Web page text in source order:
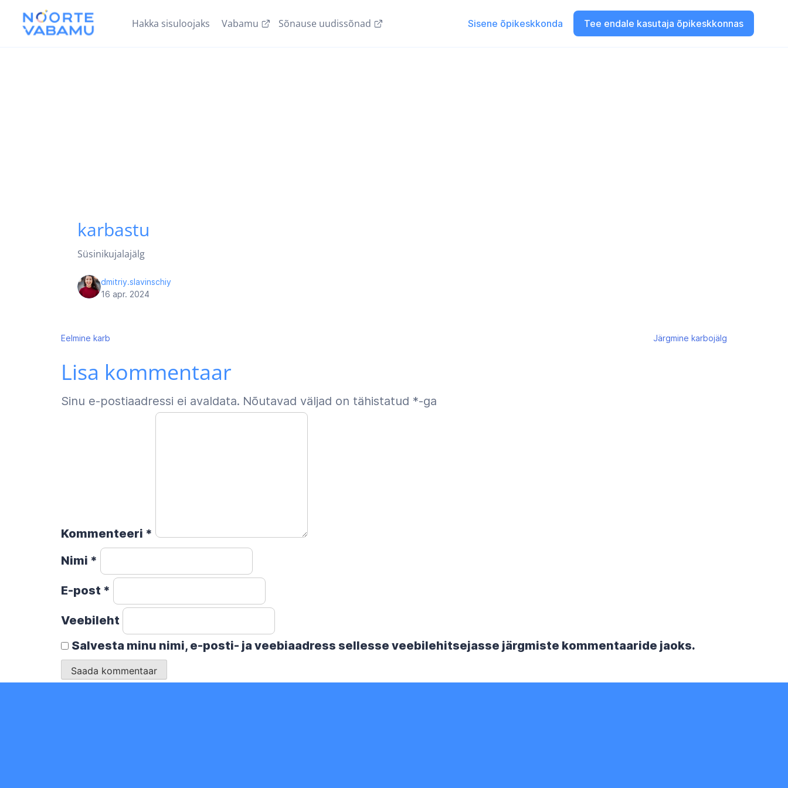
Hakka sisuloojaks Vabamu Sõnause uudissõnad Sisene õpikeskkonda Tee endale kasutaja õpikeskkonnas
karbastu
Süsinikujalajälg
dmitriy.slavinschiy
16 apr. 2024
Navigeerimine
Eelmine karb Järgmine karbojälg
Lisa kommentaar
Sinu e-postiaadressi ei avaldata. Nõutavad väljad on tähistatud *-ga
Kommenteeri *
Nimi *
E-post *
Veebileht
Salvesta minu nimi, e-posti- ja veebiaadress sellesse veebilehitsejasse järgmiste kommentaaride jaoks.